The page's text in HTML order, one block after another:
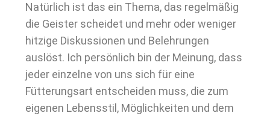
Natürlich ist das ein Thema, das regelmäßig
die Geister scheidet und mehr oder weniger
hitzige Diskussionen und Belehrungen
auslöst. Ich persönlich bin der Meinung, dass
jeder einzelne von uns sich für eine
Fütterungsart entscheiden muss, die zum
eigenen Lebensstil, Möglichkeiten und dem